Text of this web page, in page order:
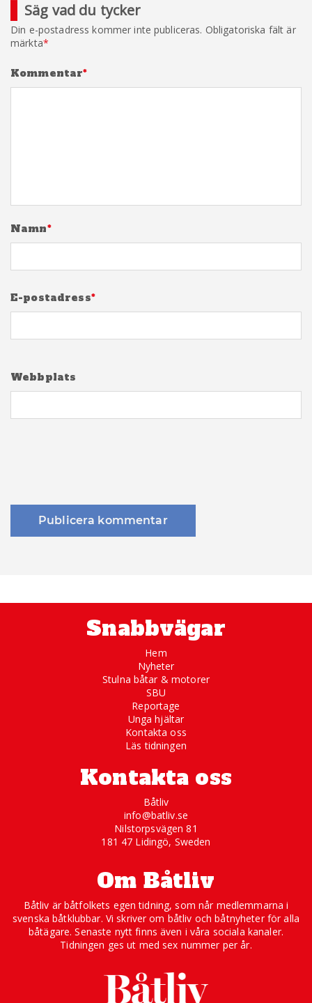
Säg vad du tycker
Din e-postadress kommer inte publiceras. Obligatoriska fält är
märkta*
Kommentar*
Namn*
E-postadress*
Webbplats
Snabbvägar
Hem
Nyheter
Stulna båtar & motorer
SBU
Reportage
Unga hjältar
Kontakta oss
Läs tidningen
Kontakta oss
Båtliv
info@batliv.se
Nilstorpsvägen 81
181 47 Lidingö, Sweden
Om Båtliv
Båtliv är båtfolkets egen tidning, som når medlemmarna i
svenska båtklubbar. Vi skriver om båtliv och båtnyheter för alla
båtägare. Senaste nytt finns även i våra sociala kanaler.
Tidningen ges ut med sex nummer per år.